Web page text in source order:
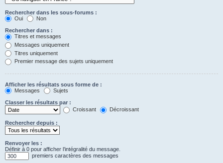
Rechercher dans les sous-forums :
Oui
Non
Rechercher dans :
Titres et messages
Messages uniquement
Titres uniquement
Premier message des sujets uniquement
Afficher les résultats sous forme de :
Messages
Sujets
Classer les résultats par :
Croissant
Décroissant
Rechercher depuis :
Renvoyer les :
Définir à 0 pour afficher l’intégralité du message.
premiers caractères des messages